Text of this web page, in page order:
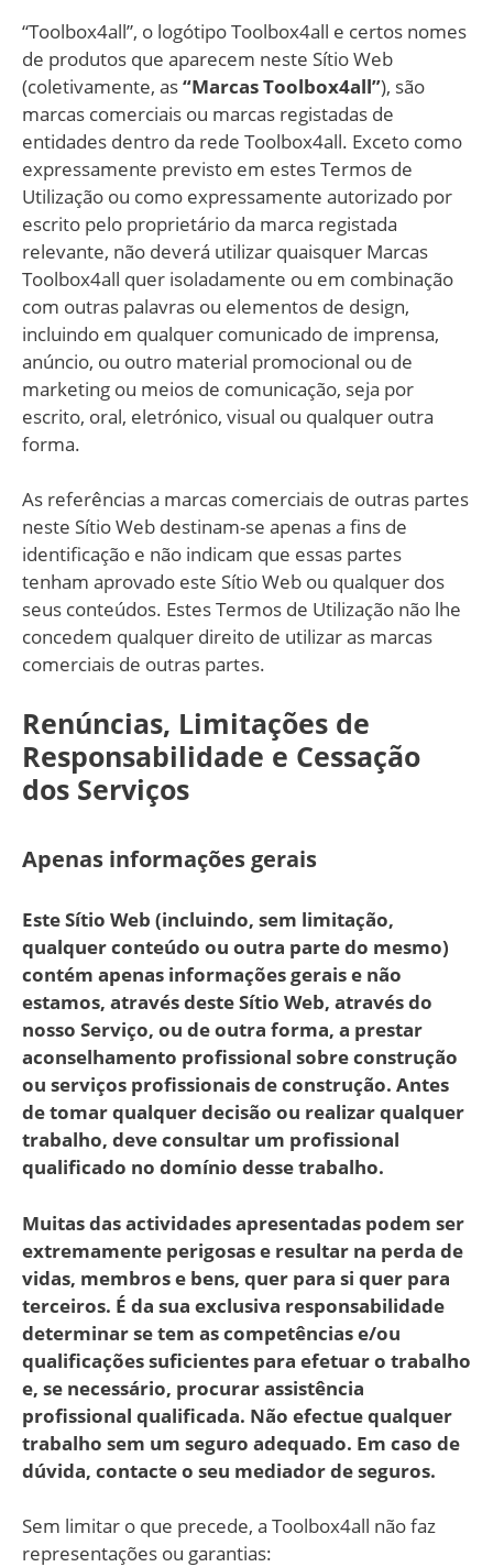
“Toolbox4all”, o logótipo Toolbox4all e certos nomes
de produtos que aparecem neste Sítio Web
(coletivamente, as“Marcas Toolbox4all”), são
marcas comerciais ou marcas registadas de
entidades dentro da rede Toolbox4all. Exceto como
expressamente previsto em estes Termos de
Utilização ou como expressamente autorizado por
escrito pelo proprietário da marca registada
relevante, não deverá utilizar quaisquer Marcas
Toolbox4all quer isoladamente ou em combinação
com outras palavras ou elementos de design,
incluindo em qualquer comunicado de imprensa,
anúncio, ou outro material promocional ou de
marketing ou meios de comunicação, seja por
escrito, oral, eletrónico, visual ou qualquer outra
forma.
As referências a marcas comerciais de outras partes
neste Sítio Web destinam-se apenas a fins de
identificação e não indicam que essas partes
tenham aprovado este Sítio Web ou qualquer dos
seus conteúdos. Estes Termos de Utilização não lhe
concedem qualquer direito de utilizar as marcas
comerciais de outras partes.
Renúncias, Limitações de
Responsabilidade e Cessação
dos Serviços
Apenas informações gerais
Este Sítio Web (incluindo, sem limitação,
qualquer conteúdo ou outra parte do mesmo)
contém apenas informações gerais e não
estamos, através deste Sítio Web, através do
nosso Serviço, ou de outra forma, a prestar
aconselhamento profissional sobre construção
ou serviços profissionais de construção. Antes
de tomar qualquer decisão ou realizar qualquer
trabalho, deve consultar um profissional
qualificado no domínio desse trabalho.
Muitas das actividades apresentadas podem ser
extremamente perigosas e resultar na perda de
vidas, membros e bens, quer para si quer para
terceiros. É da sua exclusiva responsabilidade
determinar se tem as competências e/ou
qualificações suficientes para efetuar o trabalho
e, se necessário, procurar assistência
profissional qualificada. Não efectue qualquer
trabalho sem um seguro adequado. Em caso de
dúvida, contacte o seu mediador de seguros.
Sem limitar o que precede, a Toolbox4all não faz
representações ou garantias: